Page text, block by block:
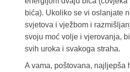
bića). Ukoliko se vi oslanjate
svjetova i vježbom i
svoju moć volje i vjerovanja,
svih uroka i svakoga straha.
A vama, poštovana, najljepša